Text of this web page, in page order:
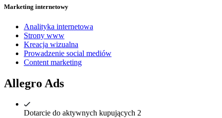
Marketing internetowy
Analityka internetowa
Strony www
Kreacja wizualna
Prowadzenie social mediów
Content marketing
Allegro Ads
Dotarcie do aktywnych kupujących 2